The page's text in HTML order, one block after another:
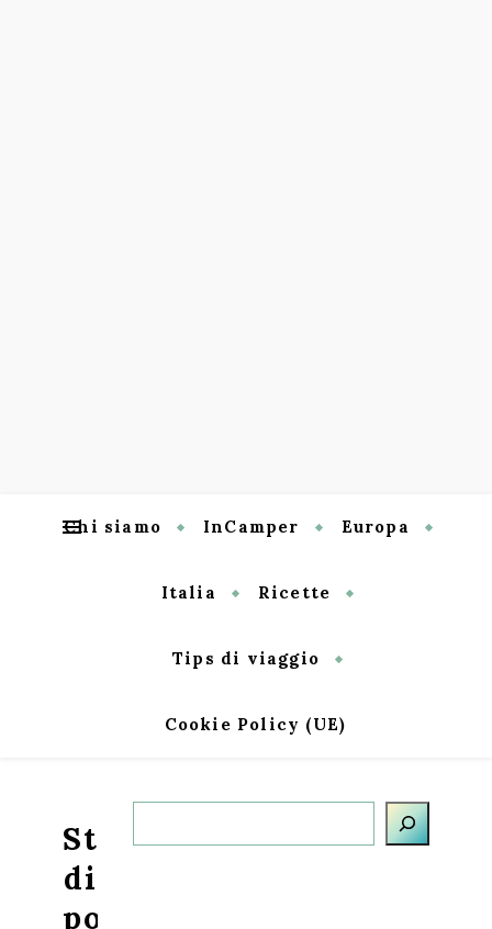
Chi siamo InCamper Europa
Italia Ricette
Tips di viaggio
Cookie Policy (UE)
Straccetti
di
pollo